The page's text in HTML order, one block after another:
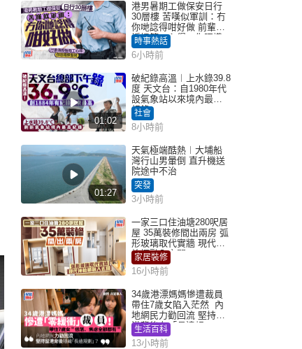
港男暑期工做保安日行
30層樓 苦嘆似軍訓：冇
你哋諗得咁好做 前輩傳
授搵筍工心得：你唔識
揀盤啫｜Juicy叮
時事熱話
6小時前
01:02
破紀錄高溫︱上水錄39.8
度 天文台：自1980年代
設氣象站以來境內最高
紀錄
社會
8小時前
01:27
天氣極端酷熱︱大埔船
灣行山男暈倒 直升機送
院途中不治
突發
3小時前
一家三口住油塘280呎居
屋 35萬裝修間出兩房 弧
形玻璃取代實牆 現代神
枱櫃融入玄關
家居裝修
16小時前
34歲港漂媽媽慘遭裁員
帶住7歲女陷入茫然 內
地網民力勸回流 堅持留
港背後有「長遠規
劃」？
生活百科
13小時前